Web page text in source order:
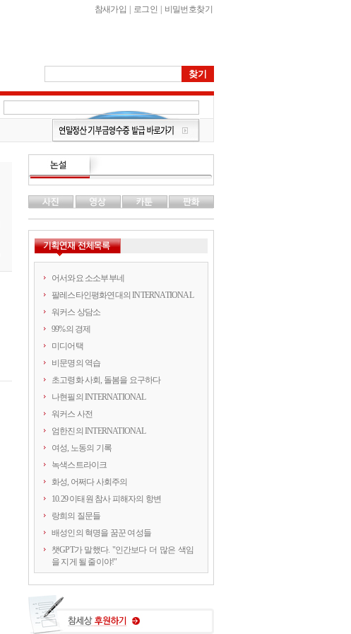
참새가입 로그인 비밀번호찾기
어서와요 소소부부네
팔레스타인평화연대의 INTERNATIONAL
워커스 상담소
99%의 경제
미디어택
비문명의 역습
초고령화 사회, 돌봄을 요구하다
나현필의 INTERNATIONAL
워커스 사전
엄한진의 INTERNATIONAL
여성, 노동의 기록
녹색스트라이크
화성, 어쩌다 사회주의
10.29 이태원 참사 피해자의 항변
랑희의 질문들
배성인의 혁명을 꿈꾼 여성들
챗GPT가 말했다. "인간보다 더 많은 색임
을 지게 될 줄이야!"
약속의 8회, 위기를 돌려세우는 녹색 스트
라이크
양지로 떠오른 국정원, 이적異的 행위의